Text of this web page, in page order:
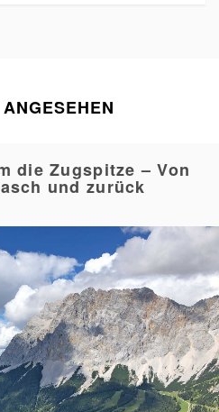
die Zugspitze – Von
und zurück